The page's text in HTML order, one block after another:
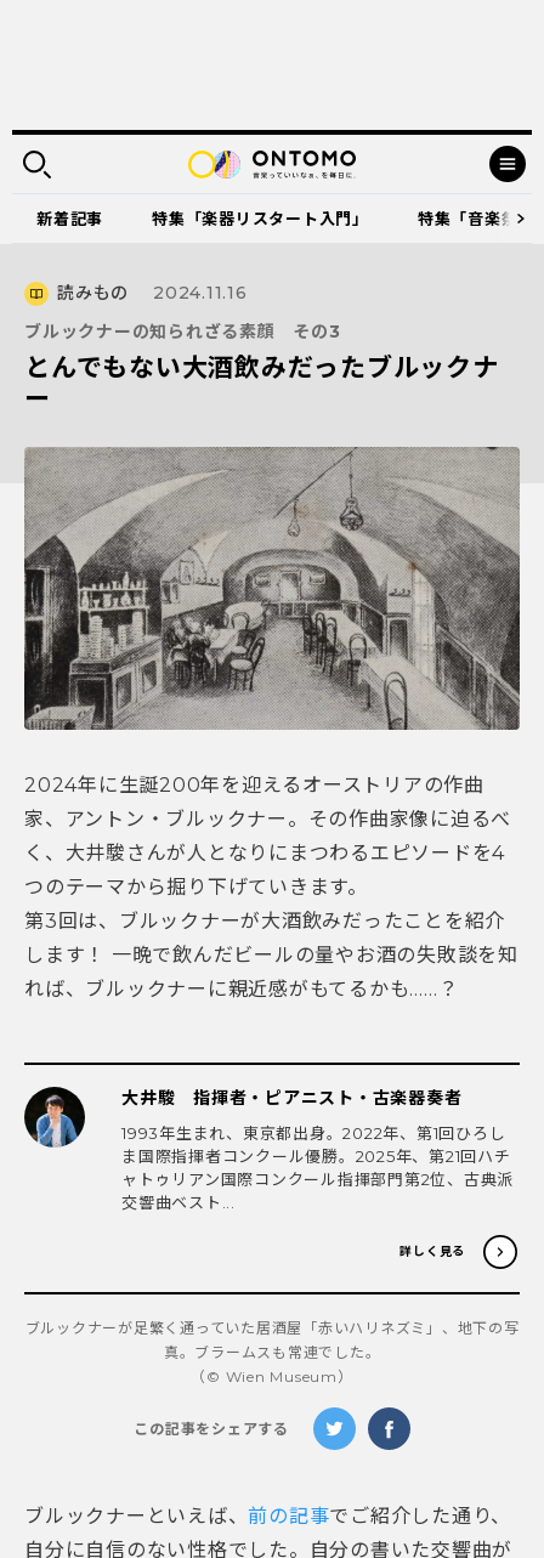
新着記事 特集「楽器リスタート入門」 特集「音楽祭
読みもの
2024.11.16
ブルックナーの知られざる素顔 その3
とんでもない大酒飲みだったブルックナ
ー
2024年に生誕200年を迎えるオーストリアの作曲
家、アントン・ブルックナー。その作曲家像に迫るべ
く、大井駿さんが人となりにまつわるエピソードを4
つのテーマから掘り下げていきます。
第3回は、ブルックナーが大酒飲みだったことを紹介
します！ 一晩で飲んだビールの量やお酒の失敗談を知
れば、ブルックナーに親近感がもてるかも……？
大井駿 指揮者・ピアニスト・古楽器奏者
1993年生まれ、東京都出身。2022年、第1回ひろし
ま国際指揮者コンクール優勝。2025年、第21回ハチ
ャトゥリアン国際コンクール指揮部門第2位、古典派
交響曲ベスト...
詳しく見る
ブルックナーが足繁く通っていた居酒屋「赤いハリネズミ」、地下の写
真。ブラームスも常連でした。
（©︎ Wien Museum）
この記事をシェアする
ブルックナーといえば、前の記事でご紹介した通り、
自分に自信のない性格でした。自分の書いた交響曲が